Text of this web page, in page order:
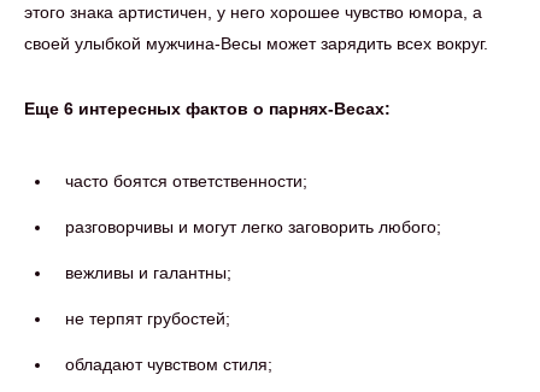
этого знака артистичен, у него хорошее чувство юмора, а
своей улыбкой мужчина-Весы может зарядить всех вокруг.
Еще 6 интересных фактов о парнях-Весах:
часто боятся ответственности;
разговорчивы и могут легко заговорить любого;
вежливы и галантны;
не терпят грубостей;
обладают чувством стиля;